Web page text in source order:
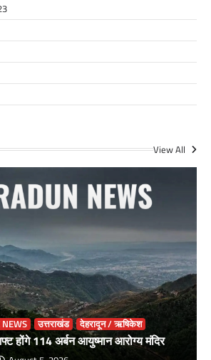
View All
NEWS उत्तराखंड देहरादून / ऋषिकेश
होंगे 114 अर्बन आयुष्मान आरोग्य मंदिर